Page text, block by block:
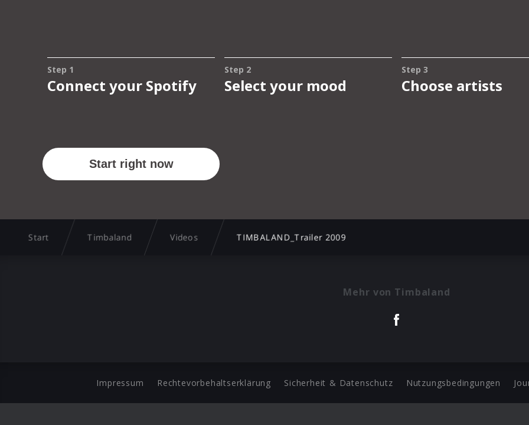
Start Timbaland Videos TIMBALAND_Trailer 2009
Mehr von Timbaland
Impressum Rechtevorbehaltserklärung Sicherheit & Datenschutz Nutzungsbedingungen